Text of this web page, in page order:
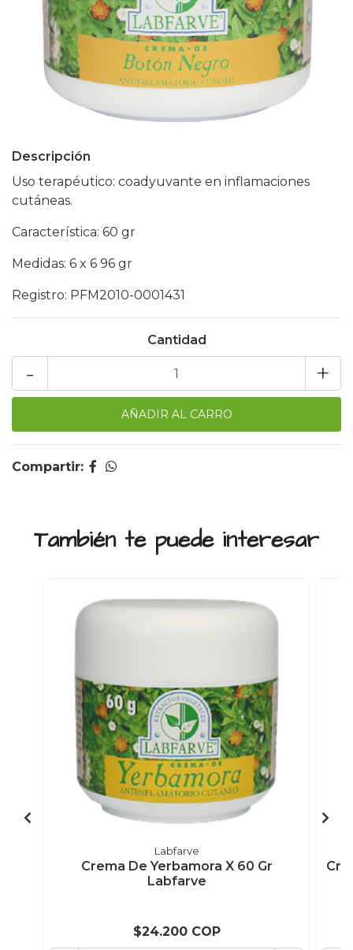
Descripción
Uso terapéutico: coadyuvante en inflamaciones
cutáneas.
Característica: 60 gr
Medidas: 6 x 6 96 gr
Registro: PFM2010-0001431
Cantidad
+
-
Compartir:
También te puede interesar
Labfarve
Crema De Yerbamora X 60 Gr
Labfarve
$24.200 COP